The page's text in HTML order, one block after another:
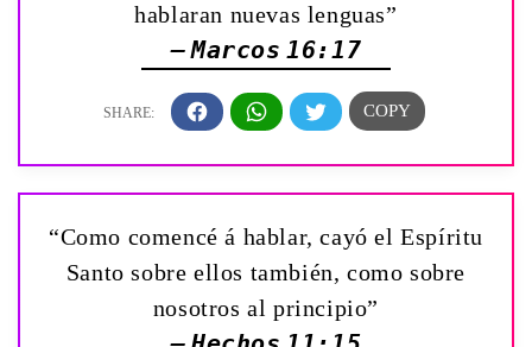
hablaran nuevas lenguas”
— Marcos 16:17
“Como comencé á hablar, cayó el Espíritu
Santo sobre ellos también, como sobre
nosotros al principio”